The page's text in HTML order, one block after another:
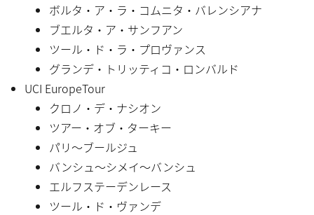
ボルタ・ア・ラ・コムニタ・バレンシアナ
ブエルタ・ア・サンフアン
ツール・ド・ラ・プロヴァンス
グランデ・トリッティコ・ロンバルド
UCI EuropeTour
クロノ・デ・ナシオン
ツアー・オブ・ターキー
パリ〜ブールジュ
バンシュ〜シメイ〜バンシュ
エルフステーデンレース
ツール・ド・ヴァンデ